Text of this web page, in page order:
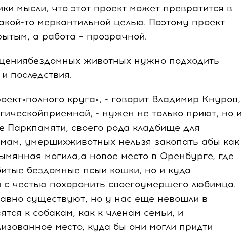
мысли, что этот проект может превратится в
то меркантильной целью. Поэтому проект
а работа – прозрачной.
животных нужно подходить
последствия.
круга», - говорит Владимир Кнуров,
- нужен не только приют, но и
Паркпамяти, своего рода кладбище для
умершихживотных нельзя закопать абы как
могила,а новое место в Оренбурге, где
бездомные псыи кошки, но и куда
честью похоронить своегоумершего любимца.
существуют, но у нас еще невошли в
к собакам, как к членам семьи, и
место, куда бы они могли придти